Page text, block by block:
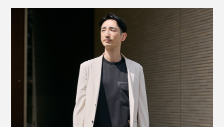
サラッとした肌ざわり。自然なひんやり感で、気持ちい